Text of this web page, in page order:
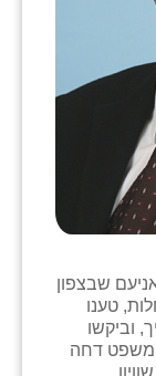
שבצפון
טענו
וביקשו
דחה